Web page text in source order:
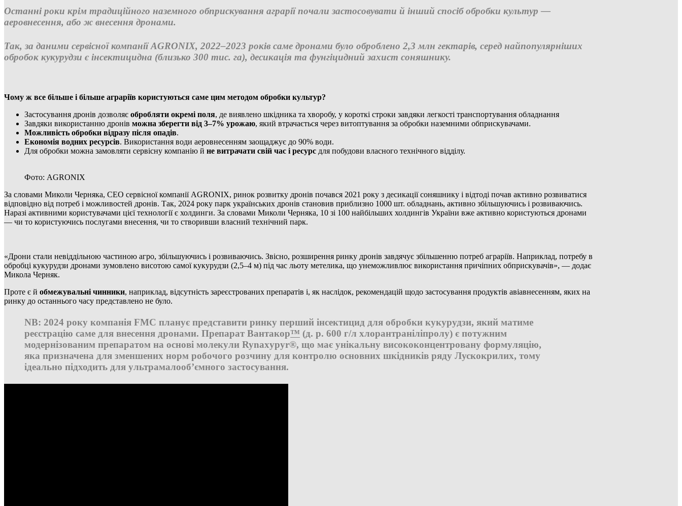
Останні роки крім традиційного наземного обприскування аграрії почали застосовувати й інший спосіб обробки культур —
аеровнесення, або ж внесення дронами.
Так, за даними сервісної компанії AGRONIX, 2022–2023 років саме дронами було оброблено 2,3 млн гектарів, серед найпопулярніших
обробок кукурудзи є інсектицидна (близько 300 тис. га), десикація та фунгіцидний захист соняшнику.
Чому ж все більше і більше аграріїв користуються саме цим методом обробки культур?
Застосування дронів дозволяє обробляти окремі поля, де виявлено шкідника та хворобу, у короткі строки завдяки легкості транспортування обладнання
Завдяки використанню дронів можна зберегти від 3–7% урожаю, який втрачається через витоптування за обробки наземними обприскувачами.
Можливість обробки відразу після опадів.
Економія водних ресурсів. Використання води аеровнесенням заощаджує до 90% води.
Для обробки можна замовляти сервісну компанію й не витрачати свій час і ресурс для побудови власного технічного відділу.
Фото: AGRONIX
За словами Миколи Черняка, СЕО сервісної компанії AGRONIX, ринок розвитку дронів почався 2021 року з десикації соняшнику і відтоді почав активно розвиватися
відповідно від потреб і можливостей дронів. Так, 2024 року парк українських дронів становив приблизно 1000 шт. обладнань, активно збільшуючись і розвиваючись.
Наразі активними користувачами цієї технології є холдинги. За словами Миколи Черняка, 10 зі 100 найбільших холдингів України вже активно користуються дронами
— чи то користуючись послугами внесення, чи то створивши власний технічний парк.
«Дрони стали невіддільною частиною агро, збільшуючись і розвиваючись. Звісно, розширення ринку дронів завдячує збільшенню потреб аграріїв. Наприклад, потребу в
обробці кукурудзи дронами зумовлено висотою самої кукурудзи (2,5–4 м) під час льоту метелика, що унеможливлює використання причіпних обприскувачів», — додає
Микола Черняк.
Проте є й обмежувальні чинники, наприклад, відсутність зареєстрованих препаратів і, як наслідок, рекомендацій щодо застосування продуктів авіавнесенням, яких на
ринку до останнього часу представлено не було.
NB: 2024 року компанія FMC планує представити ринку перший інсектицид для обробки кукурудзи, який матиме
реєстрацію саме для внесення дронами. Препарат Вантакор™ (д. р. 600 г/л хлорантраніліпролу) є потужним
модернізованим препаратом на основі молекули Rynaxypyr®, що має унікальну висококонцентровану формуляцію,
яка призначена для зменшених норм робочого розчину для контролю основних шкідників ряду Лускокрилих, тому
ідеально підходить для ультрамалооб’ємного застосування.